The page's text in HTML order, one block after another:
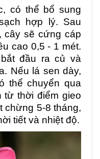
có thể bổ sung
hợp lý. Sau
cây sẽ cứng cáp
cao 0,5 - 1 mét.
đầu ra củ và
Nếu lá sen dày,
thể chuyển qua
từ thời điểm gieo
chừng 5-8 tháng,
tiết và nhiệt độ.